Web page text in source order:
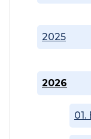
2025
2026
01.